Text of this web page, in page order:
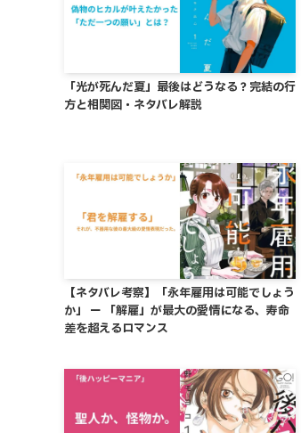
「光が死んだ夏」最後はどうなる？完結の行
方と相関図・ネタバレ解説
【ネタバレ考察】「永年雇用は可能でしょう
か」 ー 「解雇」が最大の愛情になる、寿命
差を超えるロマンス